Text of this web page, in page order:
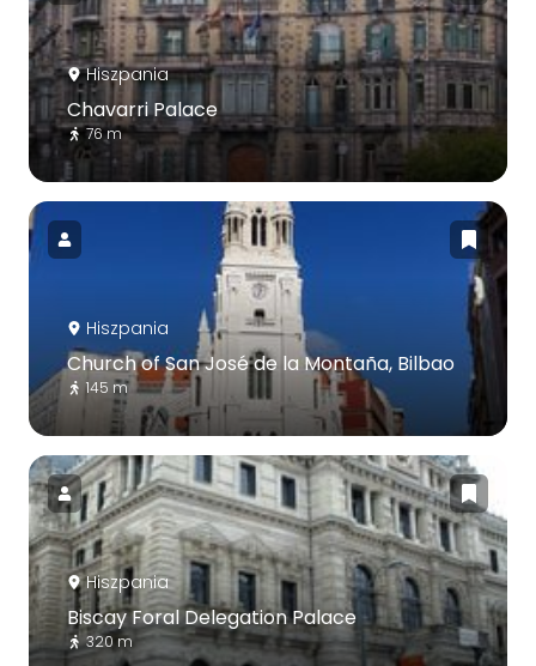
Hiszpania
Chavarri Palace
76 m
Hiszpania
Church of San José de la Montaña, Bilbao
145 m
Hiszpania
Biscay Foral Delegation Palace
320 m